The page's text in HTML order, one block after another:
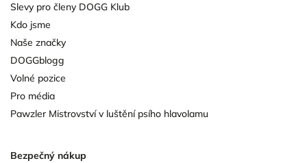
Slevy pro členy DOGG Klub
Kdo jsme
Naše značky
DOGGblogg
Volné pozice
Pro média
Pawzler Mistrovství v luštění psího hlavolamu
Bezpečný nákup